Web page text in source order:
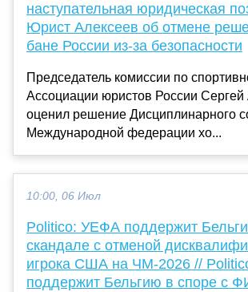
наступательная юридическая
Юрист Алексеев об отмене
бане России из-за безопасности
Председатель комиссии по
Ассоциации юристов России Сергей
оценил решение Дисциплинарного
Международной федерации хо...
10:00, 06 Июл
Politico: УЕФА поддержит
скандале с отменой
игрока США на ЧМ-2026 //
поддержит Бельгию в споре с